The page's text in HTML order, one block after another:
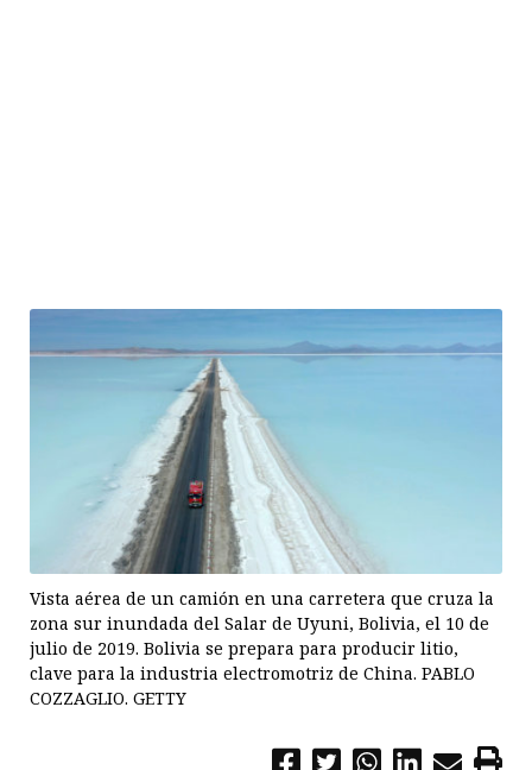
Vista aérea de un camión en una carretera que cruza la
zona sur inundada del Salar de Uyuni, Bolivia, el 10 de
julio de 2019. Bolivia se prepara para producir litio,
clave para la industria electromotriz de China. PABLO
COZZAGLIO. GETTY